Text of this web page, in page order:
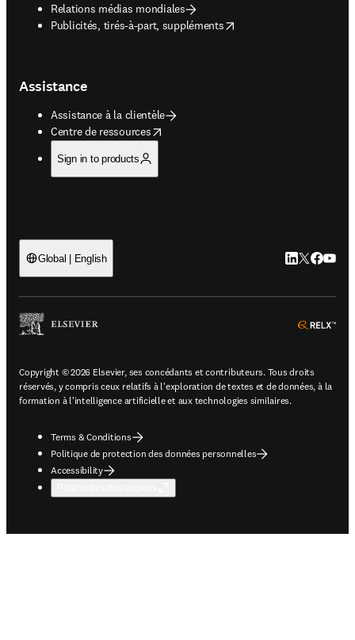
Relations médias mondiales
Publicités, tirés-à-part, suppléments
opens in new tab/window
Assistance
Assistance à la clientèle
Centre de ressources
opens in new tab/window
Sign in to products
Global | English LinkedIn
Twitter
Copyright © 2026 Elsevier, ses concédants et contributeurs. Tous droits
réservés, y compris ceux relatifs à l'exploration de textes et de données, à la
formation à l'intelligence artificielle et aux technologies similaires.
Terms & Conditions
Politique de protection des données personnelles
Accessibility